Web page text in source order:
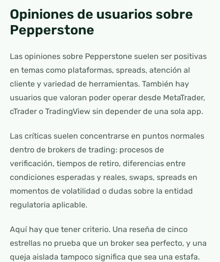
Opiniones de usuarios sobre
Pepperstone
Las opiniones sobre Pepperstone suelen ser positivas
en temas como plataformas, spreads, atención al
cliente y variedad de herramientas. También hay
usuarios que valoran poder operar desde MetaTrader,
cTrader o TradingView sin depender de una sola app.
Las críticas suelen concentrarse en puntos normales
dentro de brokers de trading: procesos de
verificación, tiempos de retiro, diferencias entre
condiciones esperadas y reales, swaps, spreads en
momentos de volatilidad o dudas sobre la entidad
regulatoria aplicable.
Aquí hay que tener criterio. Una reseña de cinco
estrellas no prueba que un broker sea perfecto, y una
queja aislada tampoco significa que sea una estafa.